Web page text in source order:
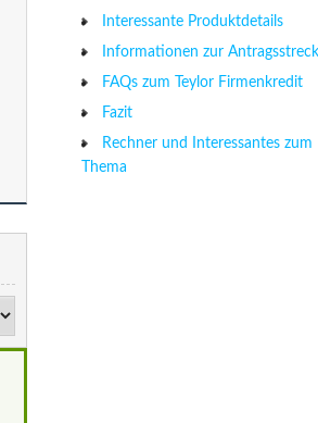
Interessante Produktdetails
Informationen zur
FAQs zum Teylor Firmenkredit
Fazit
Rechner und Interessantes zum
Thema